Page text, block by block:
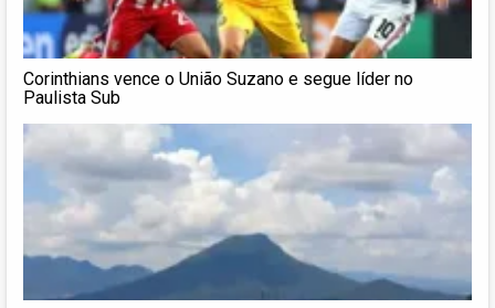
Corinthians vence o União Suzano e segue líder no
Paulista Sub